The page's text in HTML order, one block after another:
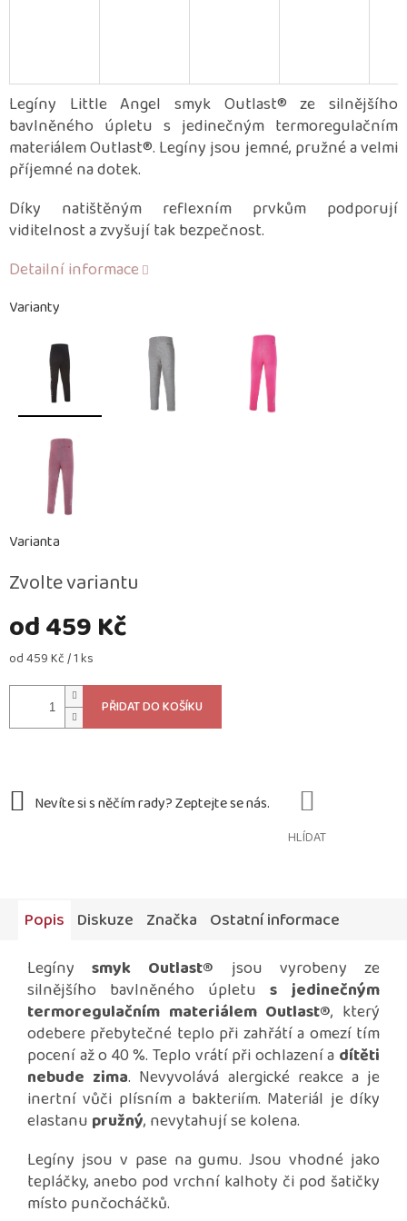
od459 Kč
Měrná
od 459 Kč / 1 ks
Zvolte variantu
Varianty
Varianta
PŘIDAT DO KOŠÍKU
Legíny Little Angel smyk Outlast® ze silnějšího
bavlněného úpletu s jedinečným termoregulačním
materiálem Outlast®. Legíny jsou jemné, pružné a velmi
příjemné na dotek.
Díky natištěným reflexním prvkům podporují
viditelnost a zvyšují tak bezpečnost.
Detailní informace
HLÍDAT
Popis Diskuze Značka Ostatní informace
Legínysmyk Outlast® jsou vyrobeny ze
silnějšího bavlněného úpletu s jedinečným
termoregulačním materiálem Outlast®, který
odebere přebytečné teplo při zahřátí a omezí tím
pocení až o 40 %. Teplo vrátí při ochlazení a dítěti
nebude zima. Nevyvolává alergické reakce a je
inertní vůči plísním a bakteriím. Materiál je díky
elastanu pružný, nevytahují se kolena.
Legíny jsou v pase na gumu. Jsou vhodné jako
tepláčky, anebo pod vrchní kalhoty či pod šatičky
místo punčocháčků.